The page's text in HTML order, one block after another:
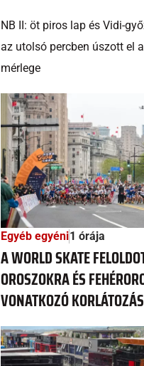
NB II: öt piros lap és Vidi-
az utolsó percben úszott el
mérlege
Egyéb egyéni1 órája
A WORLD SKATE
OROSZOKRA ÉS
VONATKOZÓ